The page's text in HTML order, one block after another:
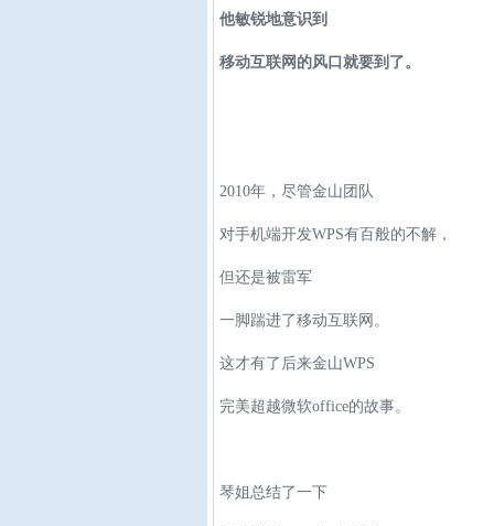
他敏锐地意识到
移动互联网的风口就要到了。
2010年，尽管金山团队
对手机端开发WPS有百般的不解，
但还是被雷军
一脚踹进了移动互联网。
这才有了后来金山WPS
完美超越微软office的故事。
琴姐总结了一下